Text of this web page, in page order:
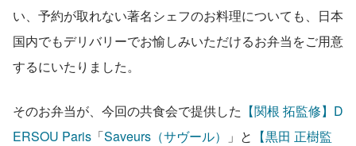
い、予約が取れない著名シェフのお料理についても、日本
国内でもデリバリーでお愉しみいただけるお弁当をご用意
するにいたりました。
そのお弁当が、今回の共食会で提供した 【関根 拓監修】D
ERSOU Paris 「Saveurs（サヴール） 」と 【黒田 正樹監